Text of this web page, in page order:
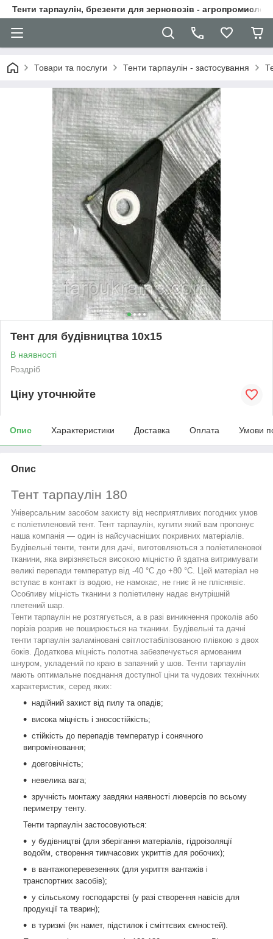
Тенти тарпаулін, брезенти для зерновозів -
Товари та послуги Тенти тарпаулін - застосування
Тент для будівництва 10х15
В наявності
Роздріб
Ціну уточнюйте
Опис Характеристики Доставка Оплата Умови
Опис
Тент тарпаулін 180
Універсальним засобом захисту від несприятливих погодних умов
є поліетиленовий тент. Тент тарпаулін, купити який вам пропонує
наша компанія — один із найсучасніших покривних матеріалів.
Будівельні тенти, тенти для дачі, виготовляються з поліетиленової
тканини, яка вирізняється високою міцністю й здатна витримувати
великі перепади температур від -40 °C до +80 °C. Цей матеріал не
вступає в контакт із водою, не намокає, не гниє й не пліснявіє.
Особливу міцність тканини з поліетилену надає внутрішній
плетений шар.
Тенти тарпаулін не розтягується, а в разі виникнення проколів або
порізів розрив не поширюється на тканини. Будівельні та дачні
тенти тарпаулін заламіновані світлостабілізованою плівкою з двох
боків. Додаткова міцність полотна забезпечується армованим
шнуром, укладений по краю в запаяний у шов. Тенти тарпаулін
мають оптимальне поєднання доступної ціни та чудових технічних
характеристик, серед яких:
надійний захист від пилу та опадів;
висока міцність і зносостійкість;
стійкість до перепадів температур і сонячного
випромінювання;
довговічність;
невелика вага;
зручність монтажу завдяки наявності люверсів по всьому
периметру тенту.
Тенти тарпаулін застосовуються:
у будівництві (для зберігання матеріалів, гідроізоляції
водойм, створення тимчасових укриттів для робочих);
в вантажоперевезеннях (для укриття вантажів і
транспортних засобів);
у сільському господарстві (у разі створення навісів для
продукції та тварин);
в туризмі (як намет, підстилок і сміттєвих ємностей).